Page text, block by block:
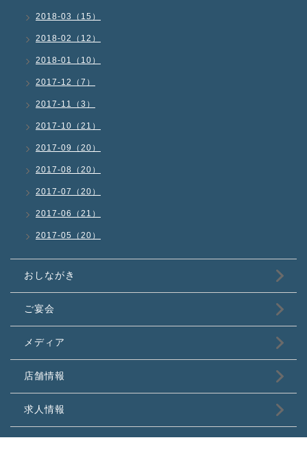
2018-03（15）
2018-02（12）
2018-01（10）
2017-12（7）
2017-11（3）
2017-10（21）
2017-09（20）
2017-08（20）
2017-07（20）
2017-06（21）
2017-05（20）
おしながき
ご宴会
メディア
店舗情報
求人情報